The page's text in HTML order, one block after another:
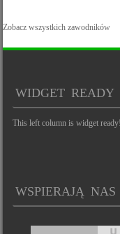
Zobacz wszystkich zawodników
WIDGET READY
This left column is widget
WSPIERAJĄ NAS